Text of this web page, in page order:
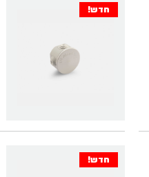
חדש!
חדש!